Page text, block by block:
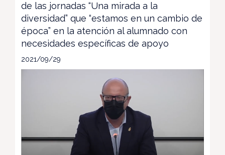
de las jornadas “Una mirada a la
diversidad” que “estamos en un cambio de
época” en la atención al alumnado con
necesidades específicas de apoyo
2021/09/29